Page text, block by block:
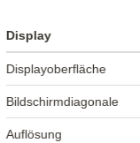
Display
Displayoberfläche
Bildschirmdiagonale
Auflösung